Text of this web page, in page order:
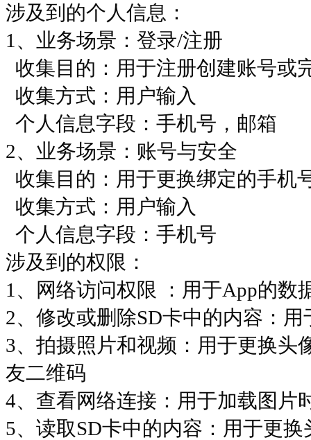
涉及到的个人信息：
1、业务场景：登录/注册
收集目的：用于注册创建账号或
收集方式：用户输入
个人信息字段：手机号，邮箱
2、业务场景：账号与安全
收集目的：用于更换绑定的手机
收集方式：用户输入
个人信息字段：手机号
涉及到的权限：
1、网络访问权限 ：用于App的数
2、修改或删除SD卡中的内容：用
3、拍摄照片和视频：用于更换头
友二维码
4、查看网络连接：用于加载图片
5、读取SD卡中的内容：用于更